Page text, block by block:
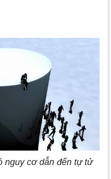
nguy cơ dẫn đến tự tử